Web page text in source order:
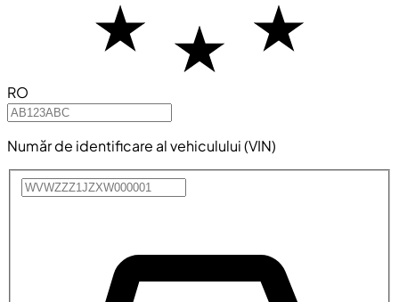
RO
Număr de identificare al vehiculului (VIN)